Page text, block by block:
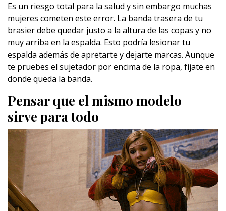
Es un riesgo total para la salud y sin embargo muchas
mujeres cometen este error. La banda trasera de tu
brasier debe quedar justo a la altura de las copas y no
muy arriba en la espalda. Esto podría lesionar tu
espalda además de apretarte y dejarte marcas. Aunque
te pruebes el sujetador por encima de la ropa, fíjate en
donde queda la banda.
Pensar que el mismo modelo
sirve para todo